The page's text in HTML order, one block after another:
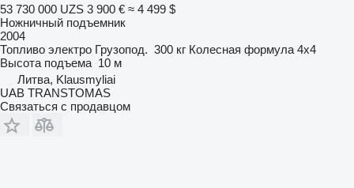
53 730 000 UZS 3 900 € ≈ 4 499 $
Ножничный подъемник
2004
Топливо электро Грузопод. 300 кг Колесная формула 4x4
Высота подъема 10 м
Литва, Klausmyliai
UAB TRANSTOMAS
Связаться с продавцом